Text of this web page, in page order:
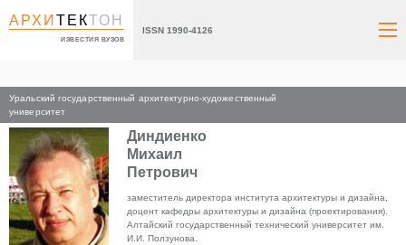
АРХИТЕКТОН
ИЗВЕСТИЯ ВУЗОВ
ISSN 1990-4126
Уральский государственный архитектурно-художественный
университет
Главная
Диндиенко
Михаил
Петрович
заместитель директора института архитектуры и дизайна,
доцент кафедры архитектуры и дизайна (проектирования).
Алтайский государственный технический университет им.
И.И. Ползунова.